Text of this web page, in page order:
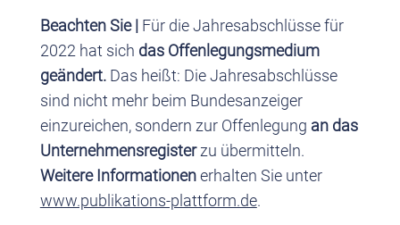
Beachten Sie | Für die Jahresabschlüsse für
2022 hat sich das Offenlegungsmedium
geändert.Das heißt: Die Jahresabschlüsse
sind nicht mehr beim Bundesanzeiger
einzureichen, sondern zur Offenlegung an das
Unternehmensregisterzu übermitteln.
Weitere Informationenerhalten Sie unter
www.publikations-plattform.de.